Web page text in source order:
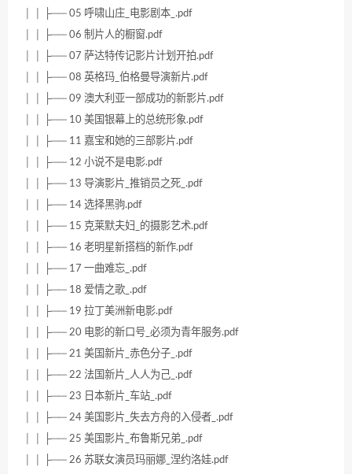
│ │ ├── 05 呼啸山庄_电影剧本_.pdf
│ │ ├── 06 制片人的橱窗.pdf
│ │ ├── 07 萨达特传记影片计划开拍.pdf
│ │ ├── 08 英格玛_伯格曼导演新片.pdf
│ │ ├── 09 澳大利亚一部成功的新影片.pdf
│ │ ├── 10 美国银幕上的总统形象.pdf
│ │ ├── 11 嘉宝和她的三部影片.pdf
│ │ ├── 12 小说不是电影.pdf
│ │ ├── 13 导演影片_推销员之死_.pdf
│ │ ├── 14 选择黑驹.pdf
│ │ ├── 15 克莱默夫妇_的摄影艺术.pdf
│ │ ├── 16 老明星新搭档的新作.pdf
│ │ ├── 17 一曲难忘_.pdf
│ │ ├── 18 爱情之歌_.pdf
│ │ ├── 19 拉丁美洲新电影.pdf
│ │ ├── 20 电影的新口号_必须为青年服务.pdf
│ │ ├── 21 美国新片_赤色分子_.pdf
│ │ ├── 22 法国新片_人人为己_.pdf
│ │ ├── 23 日本新片_车站_.pdf
│ │ ├── 24 美国影片_失去方舟的入侵者_.pdf
│ │ ├── 25 美国影片_布鲁斯兄弟_.pdf
│ │ ├── 26 苏联女演员玛丽娜_涅约洛娃.pdf